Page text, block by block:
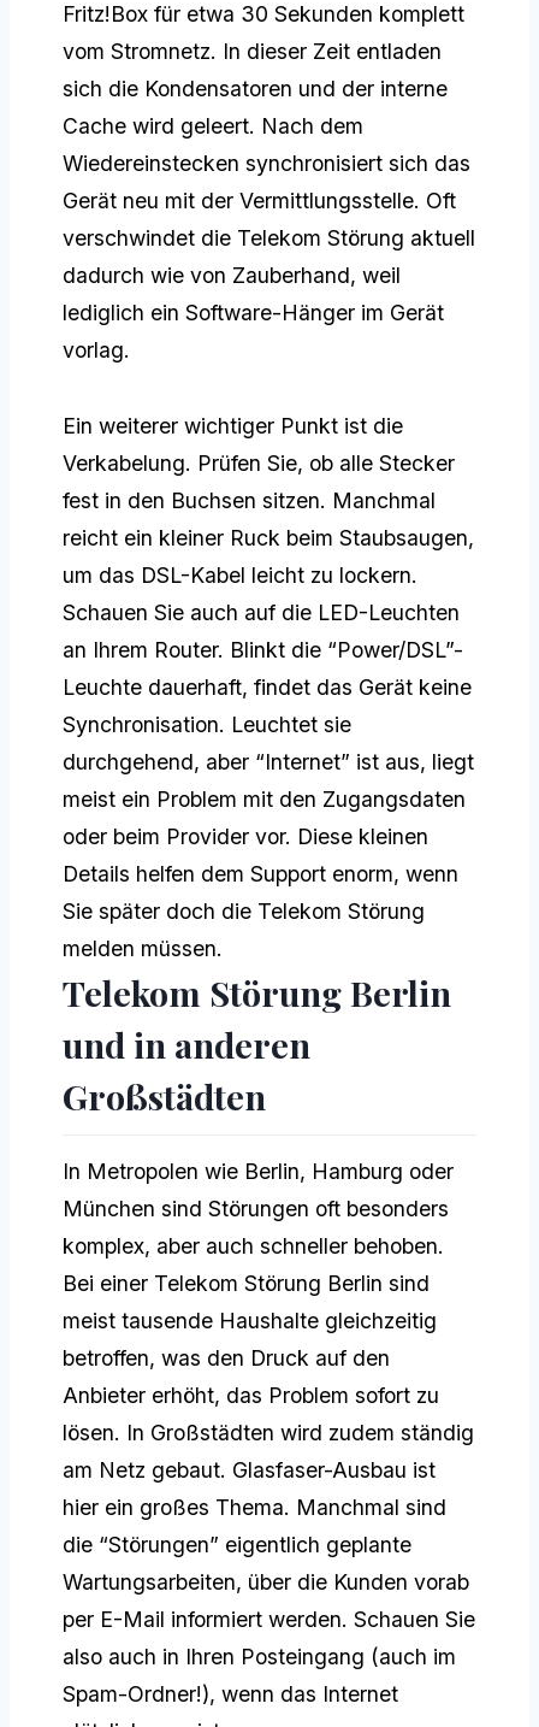
Fritz!Box für etwa 30 Sekunden komplett
vom Stromnetz. In dieser Zeit entladen
sich die Kondensatoren und der interne
Cache wird geleert. Nach dem
Wiedereinstecken synchronisiert sich das
Gerät neu mit der Vermittlungsstelle. Oft
verschwindet die Telekom Störung aktuell
dadurch wie von Zauberhand, weil
lediglich ein Software-Hänger im Gerät
vorlag.
Ein weiterer wichtiger Punkt ist die
Verkabelung. Prüfen Sie, ob alle Stecker
fest in den Buchsen sitzen. Manchmal
reicht ein kleiner Ruck beim Staubsaugen,
um das DSL-Kabel leicht zu lockern.
Schauen Sie auch auf die LED-Leuchten
an Ihrem Router. Blinkt die “Power/DSL”-
Leuchte dauerhaft, findet das Gerät keine
Synchronisation. Leuchtet sie
durchgehend, aber “Internet” ist aus, liegt
meist ein Problem mit den Zugangsdaten
oder beim Provider vor. Diese kleinen
Details helfen dem Support enorm, wenn
Sie später doch die Telekom Störung
melden müssen.
Telekom Störung Berlin
und in anderen
Großstädten
In Metropolen wie Berlin, Hamburg oder
München sind Störungen oft besonders
komplex, aber auch schneller behoben.
Bei einer Telekom Störung Berlin sind
meist tausende Haushalte gleichzeitig
betroffen, was den Druck auf den
Anbieter erhöht, das Problem sofort zu
lösen. In Großstädten wird zudem ständig
am Netz gebaut. Glasfaser-Ausbau ist
hier ein großes Thema. Manchmal sind
die “Störungen” eigentlich geplante
Wartungsarbeiten, über die Kunden vorab
per E-Mail informiert werden. Schauen Sie
also auch in Ihren Posteingang (auch im
Spam-Ordner!), wenn das Internet